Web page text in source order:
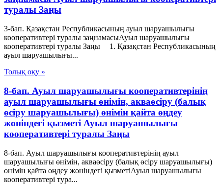
туралы Заңы
3-бап. Қазақстан Республикасының ауыл шаруашылығы
кооперативтері туралы заңнамасыАуыл шаруашылығы
кооперативтері туралы Заңы 1. Қазақстан Республикасының
ауыл шаруашылығы...
Толық оқу »
8-бап. Ауыл шаруашылығы кооперативтерінің
ауыл шаруашылығы өнімін, акваөсіру (балық
өсіру шаруашылығы) өнімін қайта өңдеу
жөніндегі қызметі Ауыл шаруашылығы
кооперативтері туралы Заңы
8-бап. Ауыл шаруашылығы кооперативтерінің ауыл
шаруашылығы өнімін, акваөсіру (балық өсіру шаруашылығы)
өнімін қайта өңдеу жөніндегі қызметіАуыл шаруашылығы
кооперативтері тура...